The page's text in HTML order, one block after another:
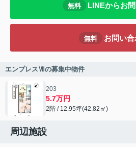
無料 LINEからお
無料 お問い
エンプレスⅦの募集中物件
203
5.7万円
2階 / 12.95坪(42.82㎡)
周辺施設